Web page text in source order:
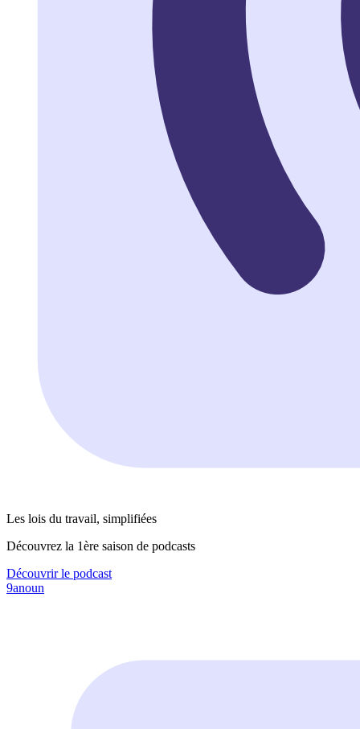
Les lois du travail, simplifiées
Découvrez la 1ère saison de podcasts
Découvrir le podcast
9anoun